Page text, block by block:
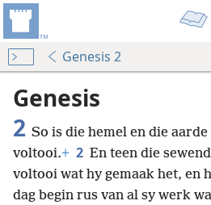
Genesis 2
Genesis
2 So is die hemel en die
voltooi.+ 2 En teen die
voltooi wat hy gemaak het, en
dag begin rus van al sy werk